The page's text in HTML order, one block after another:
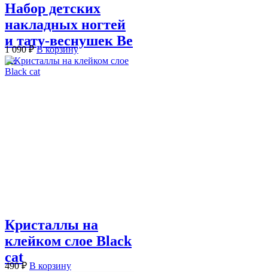
Набор детских
накладных ногтей
и тату-веснушек Be
...
1 090₽ В корзину
Кристаллы на
клейком слое Black
cat
490₽ В корзину